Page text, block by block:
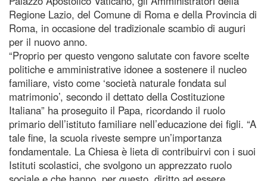
Regione Lazio, del Comune di Roma e della Provincia di
Roma, in occasione del tradizionale scambio di auguri
per il nuovo anno.
“Proprio per questo vengono salutate con favore scelte
politiche e amministrative idonee a sostenere il nucleo
familiare, visto come ‘società naturale fondata sul
matrimonio’, secondo il dettato della Costituzione
Italiana” ha proseguito il Papa, ricordando il ruolo
primario dell’istituto familiare nell’educazione dei figli. “A
tale fine, la scuola riveste sempre un’importanza
fondamentale. La Chiesa è lieta di contribuirvi con i suoi
Istituti scolastici, che svolgono un apprezzato ruolo